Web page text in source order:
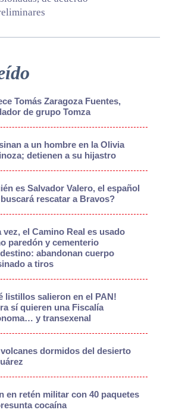
Tomás Zaragoza Fuentes,
de grupo Tomza
a un hombre en la Olivia
detienen a su hijastro
es Salvador Valero, el español
rescatar a Bravos?
vez, el Camino Real es usado
paredón y cementerio
abandonan cuerpo
a tiros
listillos salieron en el PAN!
sí quieren una Fiscalía
y transexenal
dormidos del desierto
en retén militar con 40 paquetes
cocaína